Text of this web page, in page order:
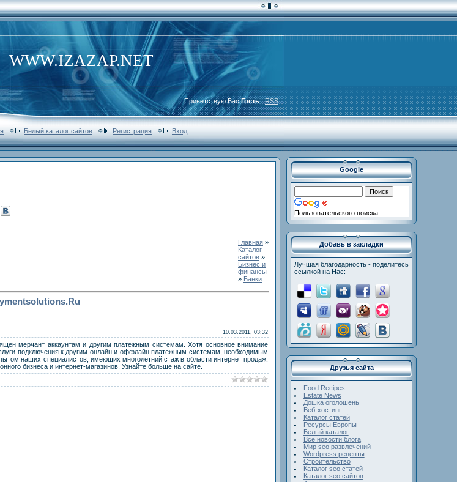
WWW.IZAZAP.NET
Приветствую Вас Гость|RSS
Белый каталог сайтов Регистрация Вход
Главная »
Каталог
сайтов »
Бизнес и
финансы
» Банки
10.03.2011, 03:32
мерчант аккаунтам и другим платежным системам. Хотя основное внимание
подключения к другим онлайн и оффлайн платежным системам, необходимым
наших специалистов, имеющих многолетний стаж в области интернет продаж,
бизнеса и интернет-магазинов. Узнайте больше на сайте.
Google
Пользовательского поиска
Добавь в закладки
Лучшая благодарность - поделитесь
ссылкой на Нас:
Друзья сайта
Food Recipes
Estate News
Дошка оголошень
Веб-хостинг
Каталог статей
Ресурсы Европы
Белый каталог
Все новости блога
Мир seo развлечений
Wordpress рецепты
Строительство
Каталог seo статей
Каталог seo сайтов